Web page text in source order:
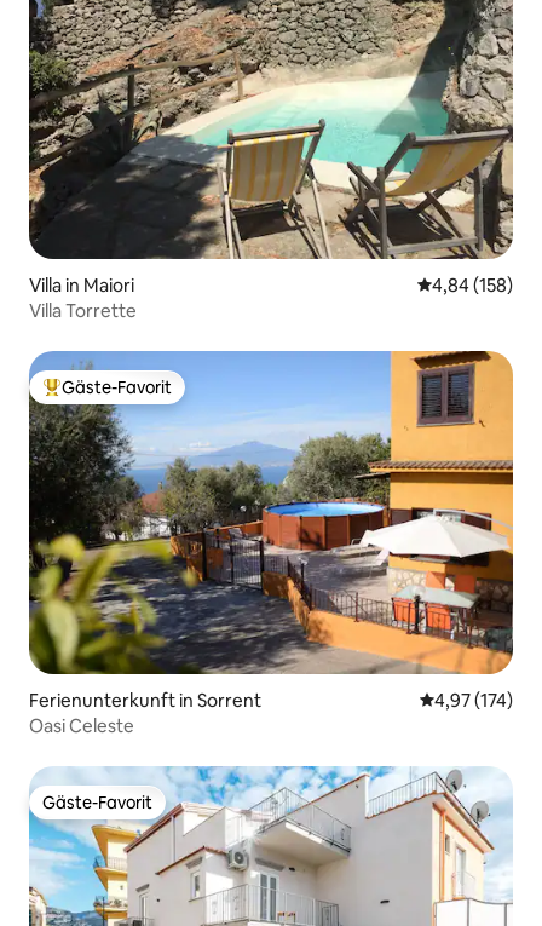
Villa in Maiori
4,84 (158)
Villa Torrette
Beliebter Gäste-Favorit.
Gäste-Favorit
Ferienunterkunft in Sorrent
4,97 (174)
Oasi Celeste
Gäste-Favorit
Gäste-Favorit